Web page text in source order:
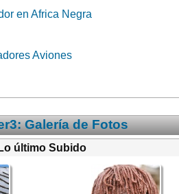
en Africa Negra
Aviones
Galería de Fotos
Lo último Subido